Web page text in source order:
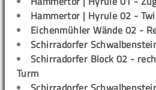
Hammertor | Hyrule 02 -
Eichenmühler Wände 02 -
Schirradorfer
Schirradorfer Block 02 -
Turm